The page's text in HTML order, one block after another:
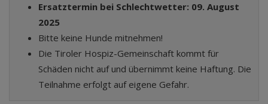
Ersatztermin bei Schlechtwetter: 09. August
2025
Bitte keine Hunde mitnehmen!
Die Tiroler Hospiz-Gemeinschaft kommt für
Schäden nicht auf und übernimmt keine Haftung. Die
Teilnahme erfolgt auf eigene Gefahr.